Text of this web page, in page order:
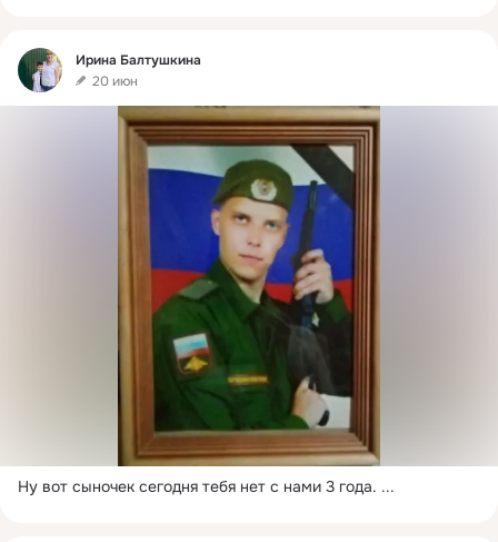
Фид
Ирина Балтушкина
20 июн
Ну вот сыночек сегодня тебя нет с нами 3 года. ...